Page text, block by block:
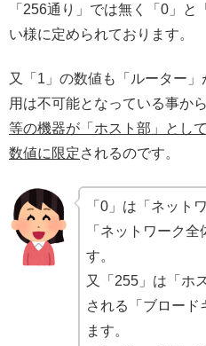
「256通り」では無く「0」
い様に定められております。
又「1」の数値も「ルーター
用は不可能となっている事から
等の機器が「ホスト部」とし
数値に限定されるのです。
「0」は「ネット
「ネットワーク
す。
又「255」は「ホ
される「ブロード
ます。